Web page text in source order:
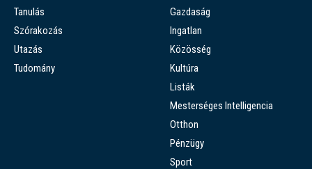
Tanulás
Szórakozás
Utazás
Tudomány
Gazdaság
Ingatlan
Közösség
Kultúra
Listák
Mesterséges Intelligencia
Otthon
Pénzügy
Sport